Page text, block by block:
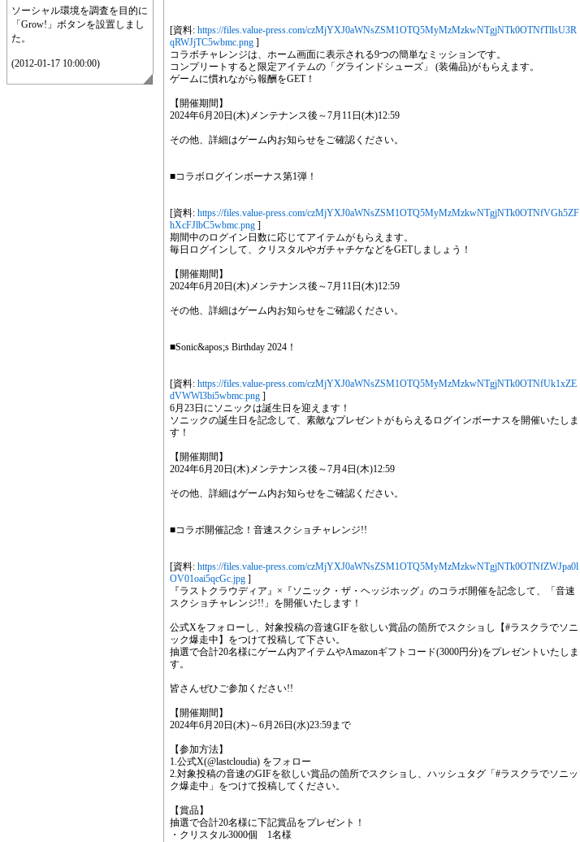
ソーシャル環境を調査を目的に
「Grow!」ボタンを設置しまし
た。
(2012-01-17 10:00:00)
[資料: https://files.value-press.com/czMjYXJ0aWNsZSM1OTQ5MyMzMzkwNTgjNTk0OTNfTllsU3R
qRWJjTC5wbmc.png ]
コラボチャレンジは、ホーム画面に表示される9つの簡単なミッションです。
コンプリートすると限定アイテムの「グラインドシューズ」 (装備品)がもらえます。
ゲームに慣れながら報酬をGET！
【開催期間】
2024年6月20日(木)メンテナンス後～7月11日(木)12:59
その他、詳細はゲーム内お知らせをご確認ください。
■コラボログインボーナス第1弾！
[資料: https://files.value-press.com/czMjYXJ0aWNsZSM1OTQ5MyMzMzkwNTgjNTk0OTNfVGh5ZF
hXcFJlbC5wbmc.png ]
期間中のログイン日数に応じてアイテムがもらえます。
毎日ログインして、クリスタルやガチャチケなどをGETしましょう！
【開催期間】
2024年6月20日(木)メンテナンス後～7月11日(木)12:59
その他、詳細はゲーム内お知らせをご確認ください。
■Sonic&apos;s Birthday 2024！
[資料: https://files.value-press.com/czMjYXJ0aWNsZSM1OTQ5MyMzMzkwNTgjNTk0OTNfUk1xZE
dVWWl3bi5wbmc.png ]
6月23日にソニックは誕生日を迎えます！
ソニックの誕生日を記念して、素敵なプレゼントがもらえるログインボーナスを開催いたしま
す！
【開催期間】
2024年6月20日(木)メンテナンス後～7月4日(木)12:59
その他、詳細はゲーム内お知らせをご確認ください。
■コラボ開催記念！音速スクショチャレンジ!!
[資料: https://files.value-press.com/czMjYXJ0aWNsZSM1OTQ5MyMzMzkwNTgjNTk0OTNfZWJpa0l
OV01oai5qcGc.jpg ]
『ラストクラウディア』×『ソニック・ザ・ヘッジホッグ』のコラボ開催を記念して、「音速
スクショチャレンジ!!」を開催いたします！
公式Xをフォローし、対象投稿の音速GIFを欲しい賞品の箇所でスクショし【#ラスクラでソニ
ック爆走中】をつけて投稿して下さい。
抽選で合計20名様にゲーム内アイテムやAmazonギフトコード(3000円分)をプレゼントいたしま
す。
皆さんぜひご参加ください!!
【開催期間】
2024年6月20日(木)～6月26日(水)23:59まで
【参加方法】
1.公式X(@lastcloudia) をフォロー
2.対象投稿の音速のGIFを欲しい賞品の箇所でスクショし、ハッシュタグ「#ラスクラでソニッ
ク爆走中」をつけて投稿してください。
【賞品】
抽選で合計20名様に下記賞品をプレゼント！
・クリスタル3000個 1名様